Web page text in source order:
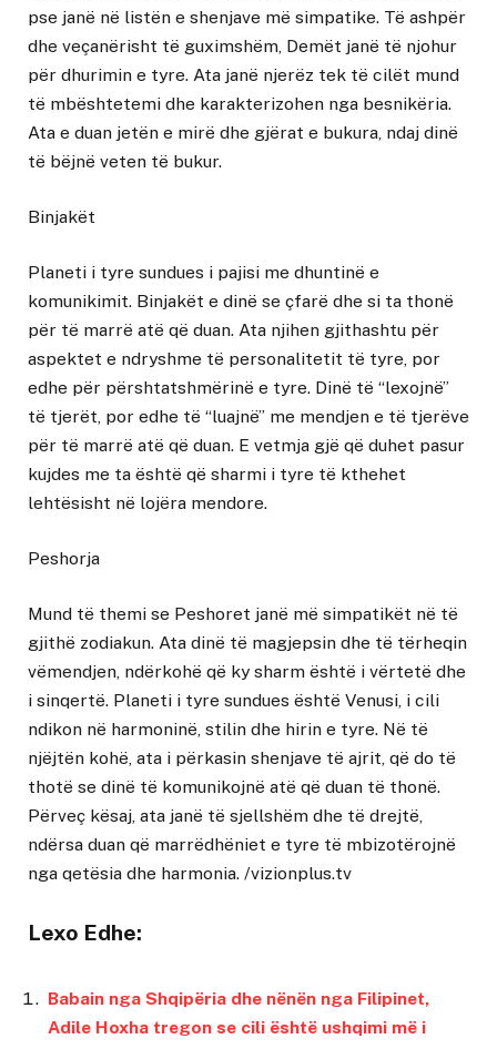
pse janë në listën e shenjave më simpatike. Të ashpër
dhe veçanërisht të guximshëm, Demët janë të njohur
për dhurimin e tyre. Ata janë njerëz tek të cilët mund
të mbështetemi dhe karakterizohen nga besnikëria.
Ata e duan jetën e mirë dhe gjërat e bukura, ndaj dinë
të bëjnë veten të bukur.
Binjakët
Planeti i tyre sundues i pajisi me dhuntinë e
komunikimit. Binjakët e dinë se çfarë dhe si ta thonë
për të marrë atë që duan. Ata njihen gjithashtu për
aspektet e ndryshme të personalitetit të tyre, por
edhe për përshtatshmërinë e tyre. Dinë të “lexojnë”
të tjerët, por edhe të “luajnë” me mendjen e të tjerëve
për të marrë atë që duan. E vetmja gjë që duhet pasur
kujdes me ta është që sharmi i tyre të kthehet
lehtësisht në lojëra mendore.
Peshorja
Mund të themi se Peshoret janë më simpatikët në të
gjithë zodiakun. Ata dinë të magjepsin dhe të tërheqin
vëmendjen, ndërkohë që ky sharm është i vërtetë dhe
i sinqertë. Planeti i tyre sundues është Venusi, i cili
ndikon në harmoninë, stilin dhe hirin e tyre. Në të
njëjtën kohë, ata i përkasin shenjave të ajrit, që do të
thotë se dinë të komunikojnë atë që duan të thonë.
Përveç kësaj, ata janë të sjellshëm dhe të drejtë,
ndërsa duan që marrëdhëniet e tyre të mbizotërojnë
nga qetësia dhe harmonia. /vizionplus.tv
Lexo Edhe:
Babain nga Shqipëria dhe nënën nga Filipinet,
Adile Hoxha tregon se cili është ushqimi më i